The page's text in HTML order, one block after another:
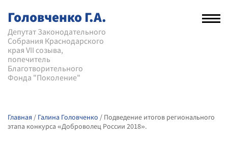
Головченко Г.А.
Депутат Законодательного
Собрания Краснодарского
края VII созыва,
попечитель
Благотворительного
Фонда "Поколение"
Главная / Галина Головченко / Подведение итогов регионального
этапа конкурса «Доброволец России 2018».